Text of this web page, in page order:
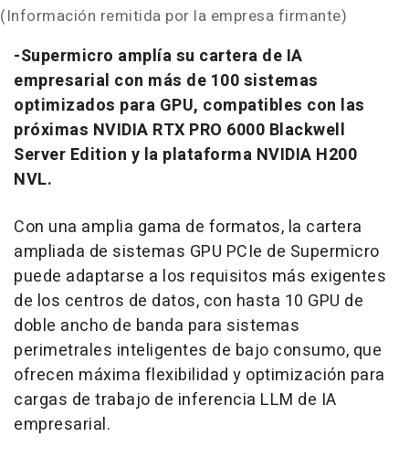
(Información remitida por la empresa firmante)
-Supermicro amplía su cartera de IA
empresarial con más de 100 sistemas
optimizados para GPU, compatibles con las
próximas NVIDIA RTX PRO 6000 Blackwell
Server Edition y la plataforma NVIDIA H200
NVL.
Con una amplia gama de formatos, la cartera
ampliada de sistemas GPU PCIe de Supermicro
puede adaptarse a los requisitos más exigentes
de los centros de datos, con hasta 10 GPU de
doble ancho de banda para sistemas
perimetrales inteligentes de bajo consumo, que
ofrecen máxima flexibilidad y optimización para
cargas de trabajo de inferencia LLM de IA
empresarial.